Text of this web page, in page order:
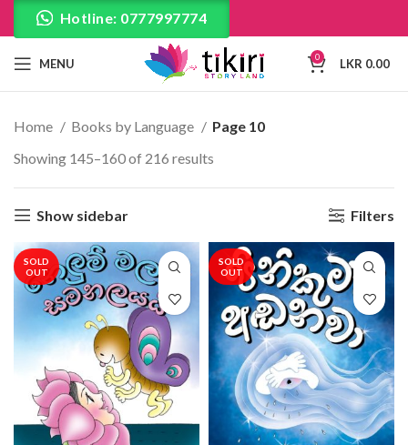
Hotline: 0777997774
MENU 0 LKR 0.00
Home Books by Language
Page 10
Showing 145–160 of 216 results
Show sidebar Filters
SOLD
OUT
SOLD
OUT